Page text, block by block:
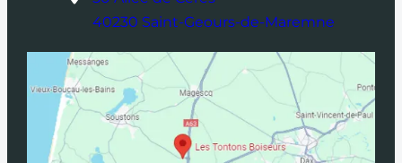
40230 Saint-Geours-de-Maremne